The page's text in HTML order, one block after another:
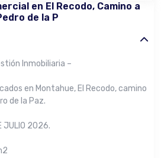
en El Recodo, Camino a
de la P
Inmobiliaria –
en Montahue, El Recodo, camino
de la Paz.
JULIO 2026.